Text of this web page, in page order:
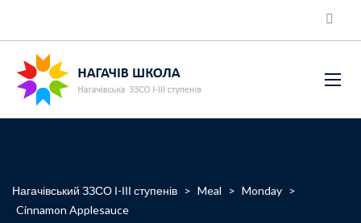
Нагачівський ЗЗСО І-ІІІ ступенів > Meal > Monday >
Cinnamon Applesauce